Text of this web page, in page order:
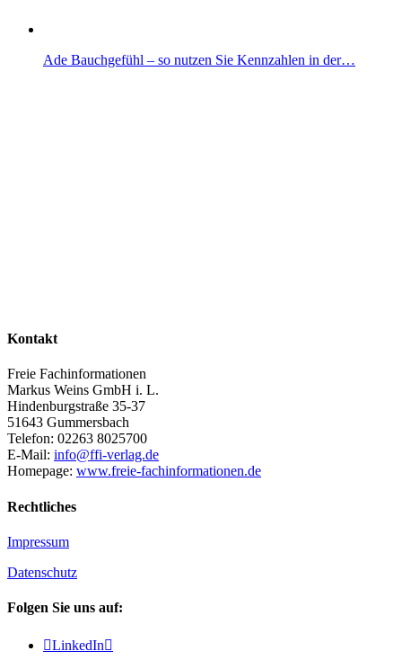
Ade Bauchgefühl – so nutzen Sie Kennzahlen in der…
Kontakt
Freie Fachinformationen
Markus Weins GmbH i. L.
Hindenburgstraße 35-37
51643 Gummersbach
Telefon: 02263 8025700
E-Mail: info@ffi-verlag.de
Homepage: www.freie-fachinformationen.de
Rechtliches
Impressum
Datenschutz
Folgen Sie uns auf:
LinkedIn